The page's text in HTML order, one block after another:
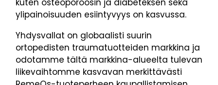
kuten osteoporoosin ja diabeteksen sekä
ylipainoisuuden esiintyvyys on kasvussa.
Yhdysvallat on globaalisti suurin
ortopedisten traumatuotteiden markkina ja
odotamme tältä markkina-alueelta tulevan
liikevaihtomme kasvavan merkittävästi